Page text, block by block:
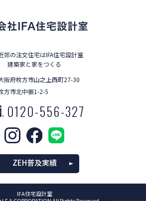
郊の注文住宅はIFA住宅設計室
建築家と家をつくる
阪府枚方市山之上西町27-30
方市北中振1-2-5
0120-556-327
ZEH普及実績
IFA住宅設計室